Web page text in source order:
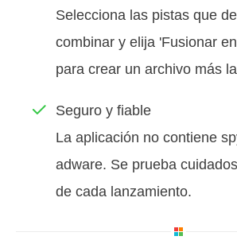
Selecciona las pistas que
combinar y elija 'Fusionar
para crear un archivo más
Seguro y fiable
La aplicación no contiene
adware. Se prueba
de cada lanzamiento.